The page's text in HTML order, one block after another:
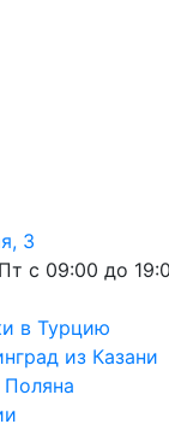
3
с 09:00 до
в Турцию
из Казани